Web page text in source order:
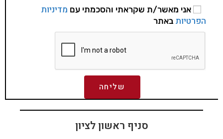
אני מאשר/ת שקראתי והסכמתי עם מדיניות
הפרטיות באתר
שליחה
סניף ראשון לציון